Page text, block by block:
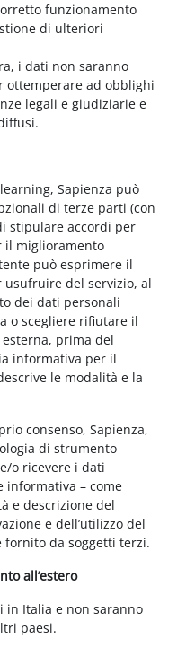
funzionamento
di ulteriori
i dati non saranno
ottemperare ad obblighi
legali e giudiziarie e
Sapienza può
di terze parti (con
stipulare accordi per
il miglioramento
può esprimere il
usufruire del servizio, al
dei dati personali
o scegliere rifiutare il
prima del
informativa per il
le modalità e la
consenso, Sapienza,
di strumento
o ricevere i dati
informativa – come
e descrizione del
e dell’utilizzo del
fornito da soggetti terzi.
all’estero
in Italia e non saranno
paesi.